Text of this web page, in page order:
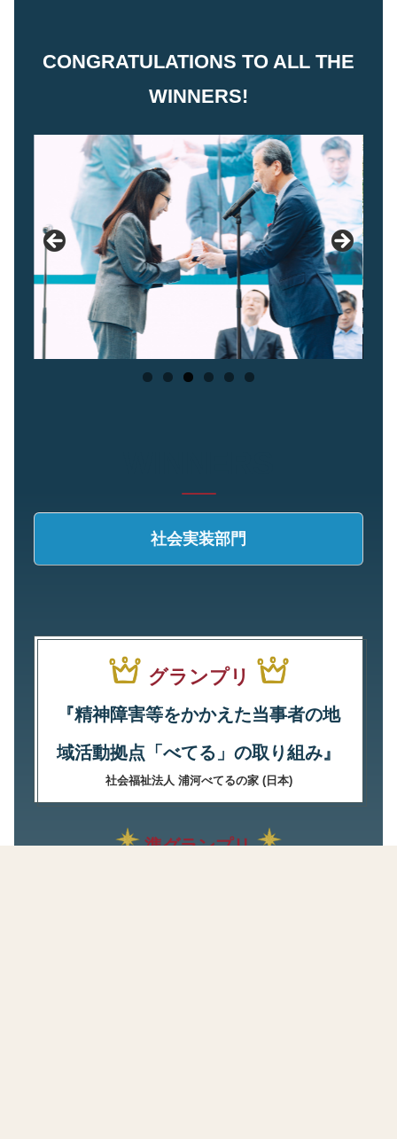
CONGRATULATIONS TO ALL THE
WINNERS!
社会実装部門
グランプリ
『精神障害等をかかえた当事者の地
域活動拠点「べてる」の取り組み』
社会福祉法人 浦河べてるの家 (日本)
準グランプリ